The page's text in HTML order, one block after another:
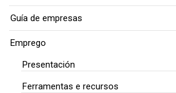
Guía de empresas
Emprego
Presentación
Ferramentas e recursos